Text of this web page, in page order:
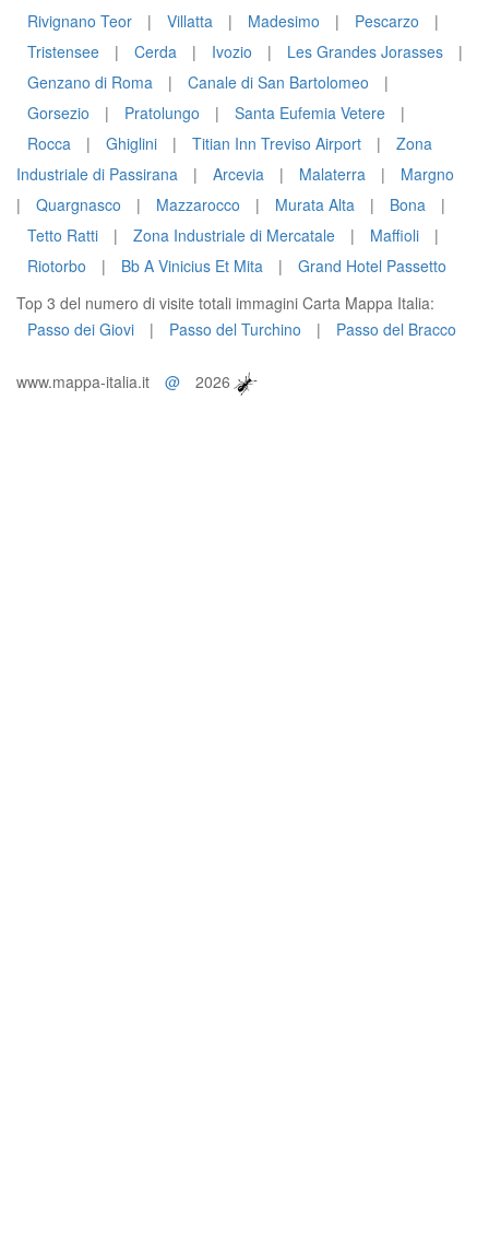
Rivignano Teor | Villatta | Madesimo | Pescarzo
|
Tristensee
| Cerda | Ivozio | Les Grandes Jorasses
|
Genzano di Roma
| Canale di San Bartolomeo
|
Gorsezio
| Pratolungo | Santa Eufemia Vetere
|
Rocca
| Ghiglini | Titian Inn Treviso Airport |
Zona
Industriale di Passirana
| Arcevia | Malaterra |
Margno
|
Quargnasco | Mazzarocco | Murata Alta | Bona
|
Tetto Ratti
| Zona Industriale di Mercatale | Maffioli
|
Riotorbo
| Bb A Vinicius Et Mita |
Grand Hotel Passetto
Top 3 del numero di visite totali immagini Carta Mappa Italia:
Passo dei Giovi
| Passo del Turchino | Passo del Bracco
www.mappa-italia.it @ 2026